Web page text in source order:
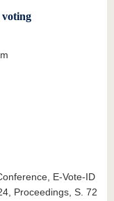
voting
E-Vote-ID
Proceedings, S. 72